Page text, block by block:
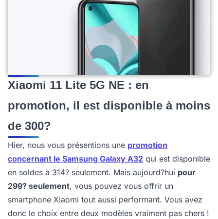
Xiaomi 11 Lite 5G NE : en
promotion, il est disponible à moins
de 300?
Hier, nous vous présentions une promotion
concernant le Samsung Galaxy A32 qui est disponible
en soldes à 314? seulement. Mais aujourd?hui pour
299? seulement, vous pouvez vous offrir un
smartphone Xiaomi tout aussi performant. Vous avez
donc le choix entre deux modèles vraiment pas chers !